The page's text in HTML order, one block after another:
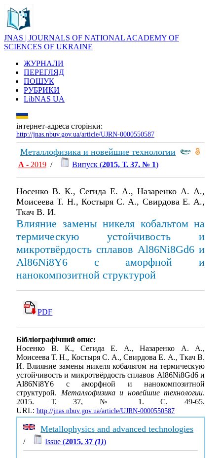
JNAS | JOURNALS OF NATIONAL ACADEMY OF
SCIENCES OF UKRAINE
ЖУРНАЛИ
ПЕРЕГЛЯД
ПОШУК
РУБРИКИ
LibNAS UA
інтернет-адреса сторінки:
http://jnas.nbuv.gov.ua/article/UJRN-0000550587
Металлофизика и новейшие технологии
А - 2019 / Випуск (2015, Т. 37, № 1)
Носенко В. К., Сегида Е. А., Назаренко А. А.,
Моисеева Т. Н., Костыря С. А., Свирдова Е. А.,
Ткач В. И.
Влияние замены никеля кобальтом на
термическую устойчивость и
микротвёрдость сплавов Al86Ni8Gd6 и
Al86Ni8Y6 с аморфной и
нанокомпозитной структурой
PDF
Бібліографічний опис:
Носенко В. К., Сегида Е. А., Назаренко А. А.,
Моисеева Т. Н., Костыря С. А., Свирдова Е. А., Ткач В.
И. Влияние замены никеля кобальтом на термическую
устойчивость и микротвёрдость сплавов Al86Ni8Gd6 и
Al86Ni8Y6 с аморфной и нанокомпозитной
структурой. Металлофизика и новейшие технологии.
2015. Т. 37, № 1. С. 49-65.
URL: http://jnas.nbuv.gov.ua/article/UJRN-0000550587
Metallophysics and advanced technologies
/ Issue (2015, 37(1))